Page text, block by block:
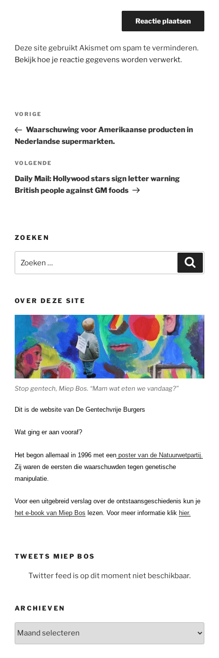
Deze site gebruikt Akismet om spam te verminderen.
Bekijk hoe je reactie gegevens worden verwerkt.
Bericht
Vorig
bericht
VORIGE
Waarschuwing voor Amerikaanse producten in
Nederlandse supermarkten.
Volgend
bericht
VOLGENDE
Daily Mail: Hollywood stars sign letter warning
British people against GM foods
ZOEKEN
naar:
OVER DEZE SITE
Stop gentech, Miep Bos. “Mam wat eten we vandaag?”
Dit is de website van De Gentechvrije Burgers
Wat ging er aan vooraf?
Het begon allemaal in 1996 met een poster van de Natuurwetpartij.
Zij waren de eersten die waarschuwden tegen genetische
manipulatie.
Voor een uitgebreid verslag over de ontstaansgeschiedenis kun je
het e-book van Miep Bos lezen. Voor meer informatie klik hier.
TWEETS MIEP BOS
Twitter feed is op dit moment niet beschikbaar.
ARCHIEVEN